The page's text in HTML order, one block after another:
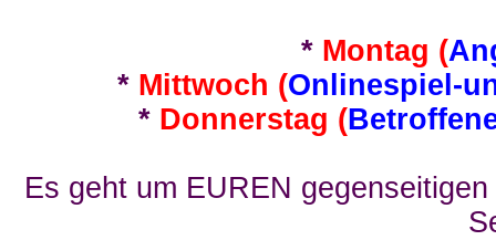
* Montag (
* Mittwoch (Onlinespiel-
* Donnerstag (
Es geht um EUREN